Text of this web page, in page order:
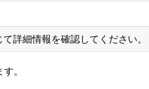
詳細情報を確認してください。
。